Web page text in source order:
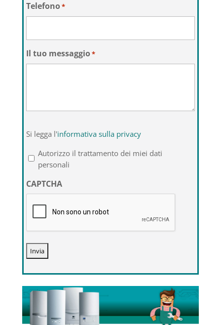
Telefono*
Il tuo messaggio*
legga
l'informativa
sulla
privacy
*
Si legga l'informativa sulla privacy
Autorizzo il trattamento dei miei dati
personali
CAPTCHA